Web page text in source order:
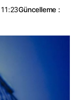
Güncelleme :